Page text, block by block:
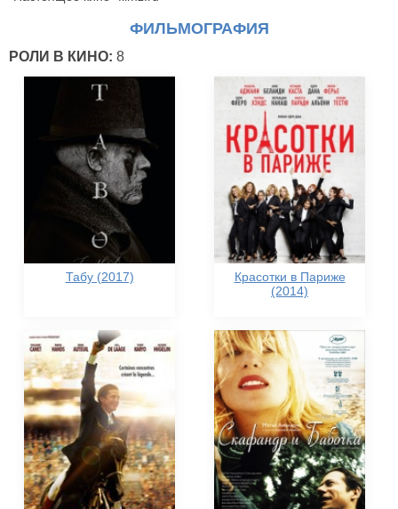
ФИЛЬМОГРАФИЯ
РОЛИ В КИНО: 8
Табу (2017)
Красотки в Париже
(2014)